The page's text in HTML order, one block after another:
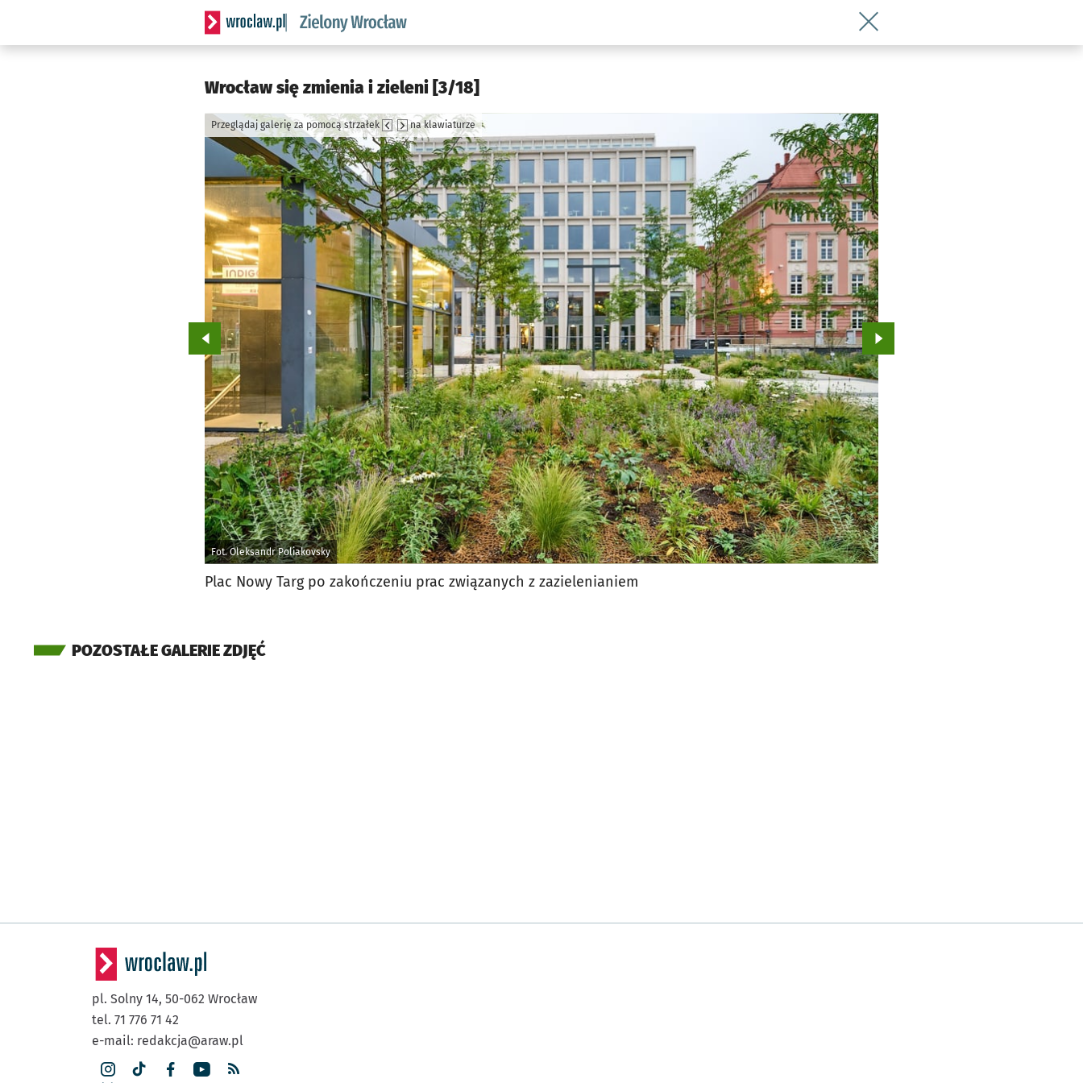
Serwis informacyjny wroclaw.pl podserwis: Środowisko we Wrocławiu
Wróć do artykułu Wrocław się
Wrocław się zmienia i zieleni [3/18]
Fot. Oleksandr Poliakovsky
Przeglądaj galerię za pomocą strzałek na klawiaturze
Przejdź do poprzedniego zdjęcia. Przejdź do kolejnego zdjęcia.
Plac Nowy Targ po zakończeniu prac związanych z zazielenianiem
POZOSTAŁE GALERIE ZDJĘĆ
pl. Solny 14, 50-062 Wrocław
tel. 71 776 71 42
e-mail: redakcja@araw.pl